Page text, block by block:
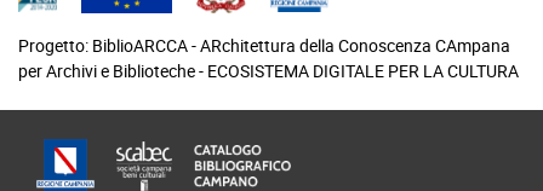
Progetto: BiblioARCCA - ARchitettura della Conoscenza CAmpana
per Archivi e Biblioteche - ECOSISTEMA DIGITALE PER LA CULTURA
footer